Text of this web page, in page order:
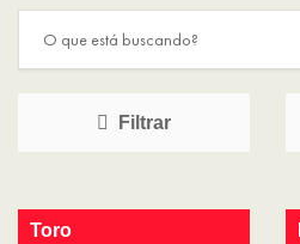
Filtrar
Toro